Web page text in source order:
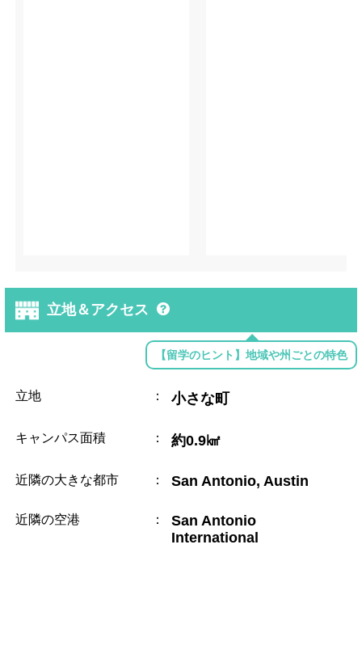
立地＆アクセス
【留学のヒント】地域や州ごとの特色
立地 ： 小さな町
キャンパス面積 ： 約0.9㎢
近隣の大きな都市 ： San Antonio, Austin
近隣の空港 ：
San Antonio
International